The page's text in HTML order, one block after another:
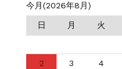
今月(2026年8月)
日 月 火
2
3 4